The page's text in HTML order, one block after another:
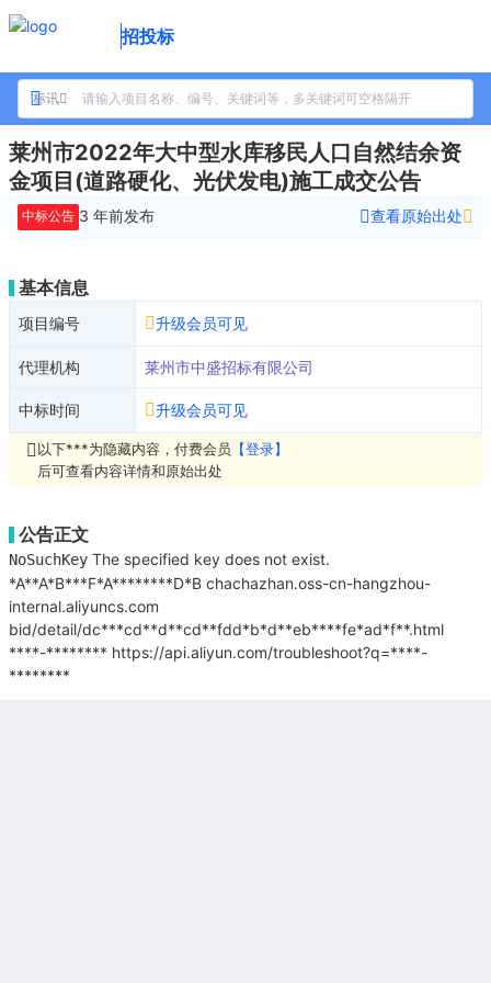
招投标
标讯
莱州市2022年大中型水库移民人口自然结余资
金项目(道路硬化、光伏发电)施工成交公告
中标公告 3 年前发布 查看原始出处
基本信息
项目编号 升级会员可见
代理机构 莱州市中盛招标有限公司
中标时间 升级会员可见
以下***为隐藏内容，付费会员 【登录】
后可查看内容详情和原始出处
公告正文
NoSuchKey The specified key does not exist.
*A**A*B***F*A********D*B chachazhan.oss-cn-hangzhou-
internal.aliyuncs.com
bid/detail/dc***cd**d**cd**fdd*b*d**eb****fe*ad*f**.html
****-******** https://api.aliyun.com/troubleshoot?q=****-
********